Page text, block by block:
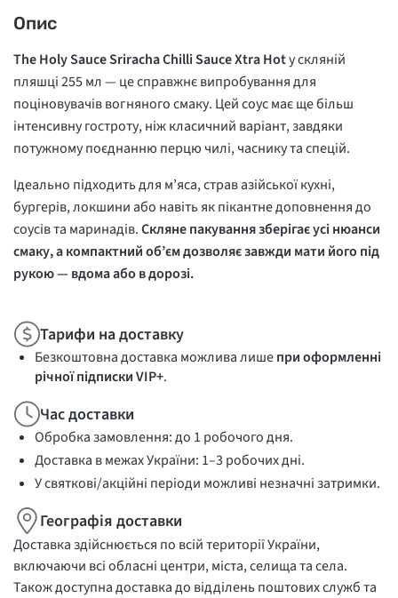
Опис
The Holy Sauce Sriracha Chilli Sauce Xtra Hotускляній
пляшці255 мл — це справжнє випробування для
поціновувачів вогняного смаку. Цей соус має ще більш
інтенсивну гостроту, ніж класичний варіант, завдяки
потужному поєднанню перцю чилі, часнику та спецій.
Ідеально підходить для м’яса, страв азійської кухні,
бургерів, локшини або навіть як пікантне доповнення до
соусів та маринадів.Скляне пакування зберігає усі нюанси
смаку, а компактний об’єм дозволяє завжди мати його під
рукою — вдома або в дорозі.
Тарифи на доставку
Безкоштовна доставка можлива лишепри оформленні
річної підписки VIP+.
Час доставки
Обробка замовлення: до 1 робочого дня.
Доставка в межах України: 1–3 робочих дні.
У святкові/акційні періоди можливі незначні затримки.
Географія доставки
Доставка здійснюється по всій території України,
включаючи всі обласні центри, міста, селища та села.
Також доступна доставка до відділень поштових служб та